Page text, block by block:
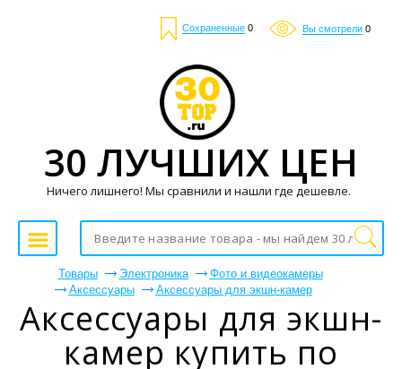
Сохраненные 0 Вы смотрели 0
Товары Электроника
Фото и видеокамеры
Аксессуары
Аксессуары для экшн-камер
Аксессуары для экшн-
камер купить по
30 ЛУЧШИХ ЦЕН
Ничего лишнего! Мы сравнили и нашли где дешевле.